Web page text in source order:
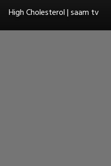
High Cholesterol | saam tv